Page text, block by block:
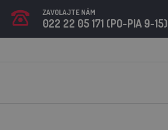
ZAVOLAJTE NÁM
022 22 05 171 (PO-PIA 9-15)